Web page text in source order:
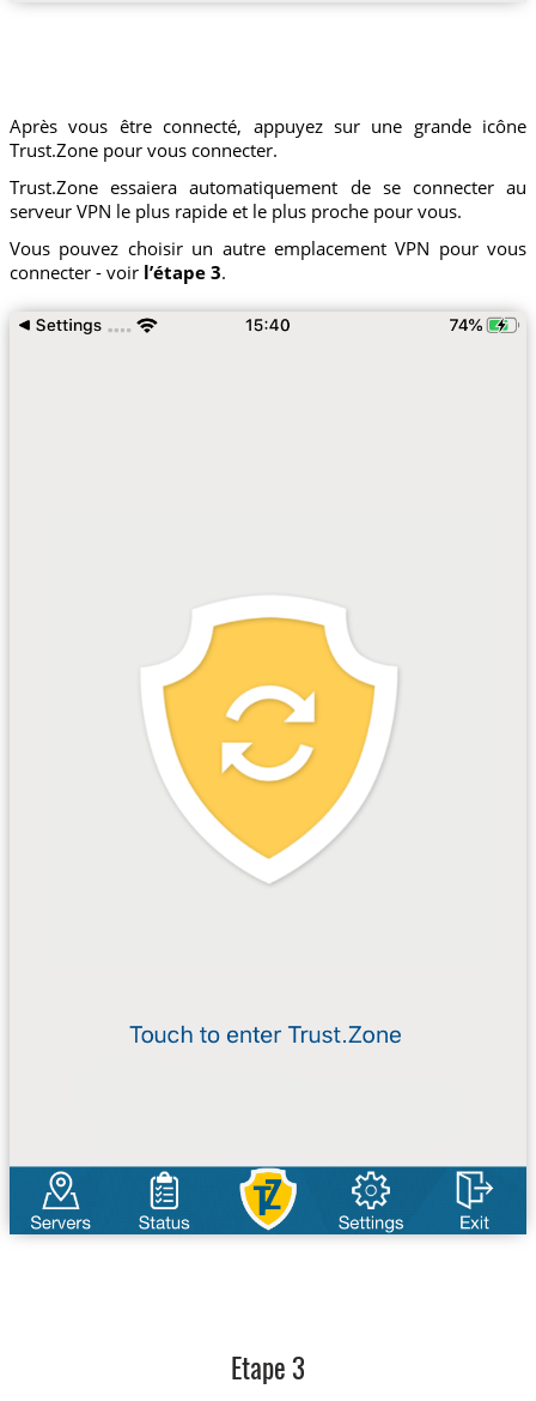
Après vous être connecté, appuyez sur une grande icône
Trust.Zone pour vous connecter.
Trust.Zone essaiera automatiquement de se connecter au
serveur VPN le plus rapide et le plus proche pour vous.
Vous pouvez choisir un autre emplacement VPN pour vous
connecter - voir l’étape 3.
Etape 3